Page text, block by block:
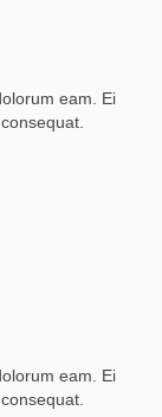
eam. Ei
eam. Ei